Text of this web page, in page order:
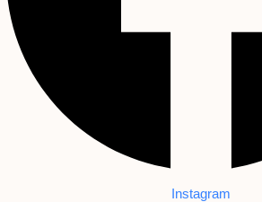
Instagram